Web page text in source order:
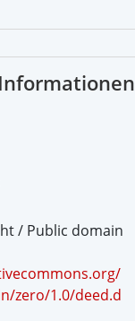
/ Public domain
zero/1.0/deed.d